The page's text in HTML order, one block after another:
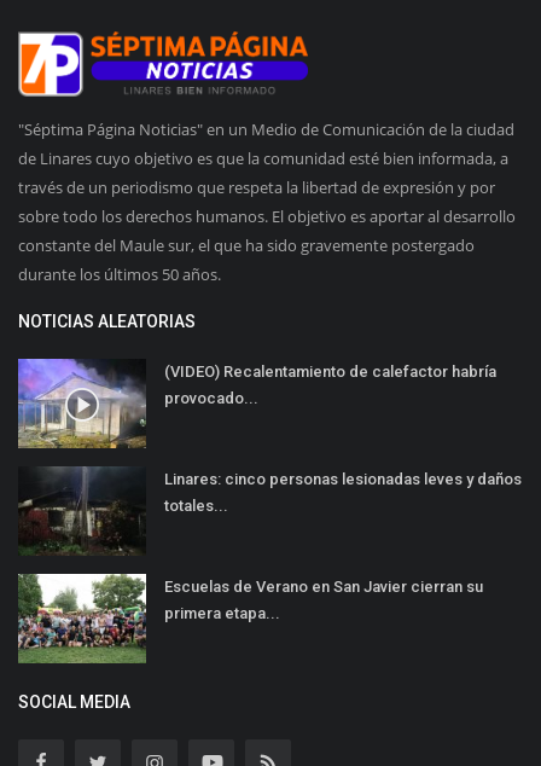
"Séptima Página Noticias" en un Medio de Comunicación de la ciudad
de Linares cuyo objetivo es que la comunidad esté bien informada, a
través de un periodismo que respeta la libertad de expresión y por
sobre todo los derechos humanos. El objetivo es aportar al desarrollo
constante del Maule sur, el que ha sido gravemente postergado
durante los últimos 50 años.
NOTICIAS ALEATORIAS
(VIDEO) Recalentamiento de calefactor habría
provocado...
Linares: cinco personas lesionadas leves y daños
totales...
Escuelas de Verano en San Javier cierran su
primera etapa...
SOCIAL MEDIA